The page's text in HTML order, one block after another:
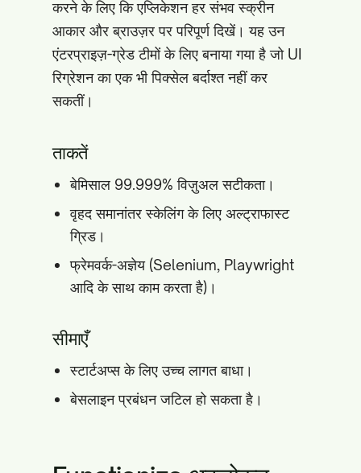
करने के लिए कि एप्लिकेशन हर संभव स्क्रीन
आकार और ब्राउज़र पर परिपूर्ण दिखें। यह उन
एंटरप्राइज़-ग्रेड टीमों के लिए बनाया गया है जो UI
रिग्रेशन का एक भी पिक्सेल बर्दाश्त नहीं कर
सकतीं।
ताकतें
बेमिसाल 99.999% विज़ुअल सटीकता।
वृहद समानांतर स्केलिंग के लिए अल्ट्राफास्ट
ग्रिड।
फ्रेमवर्क-अज्ञेय (Selenium, Playwright
आदि के साथ काम करता है)।
सीमाएँ
स्टार्टअप्स के लिए उच्च लागत बाधा।
बेसलाइन प्रबंधन जटिल हो सकता है।